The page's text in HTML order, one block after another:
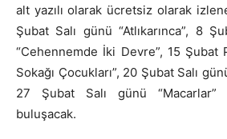
alt yazılı olarak ücretsiz olarak
Şubat Salı günü “Atlıkarınca”, 8
“Cehennemde İki Devre”, 15 Şubat
Sokağı Çocukları”, 20 Şubat Salı
27 Şubat Salı günü
buluşacak.